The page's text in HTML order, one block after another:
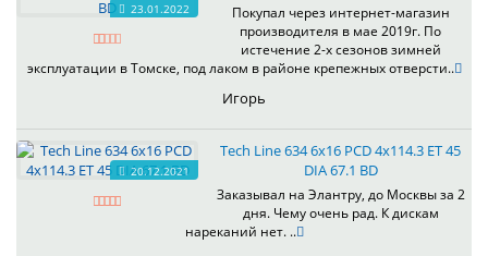
23.01.2022
Покупал через интернет-магазин
производителя в мае 2019г. По
истечение 2-х сезонов зимней
эксплуатации в Томске, под лаком в районе крепежных отверсти..
Игорь
20.12.2021
Tech Line 634 6x16 PCD 4x114.3 ET 45
DIA 67.1 BD
Заказывал на Элантру, до Москвы за 2
дня. Чему очень рад. К дискам
нареканий нет. ..